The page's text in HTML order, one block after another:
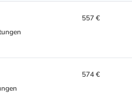
557 €
574 €